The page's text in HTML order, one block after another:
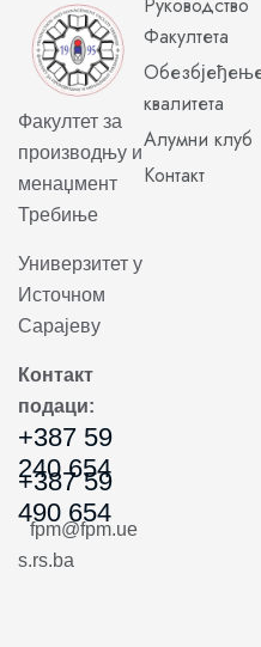
Факултет за
производњу и
менаџмент
Требиње
Универзитет у
Источном
Сарајеву
Контакт
подаци:
+387 59
240 654
+387 59
490 654
fpm@fpm.ue
s.rs.ba
Факултета
квалитета
Алумни клуб
Контакт